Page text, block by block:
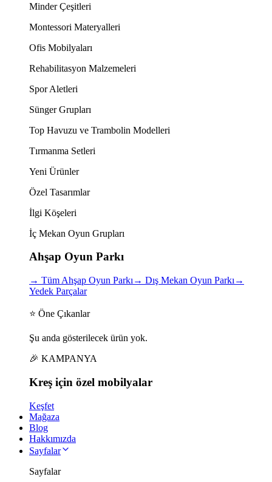
Minder Çeşitleri
Montessori Materyalleri
Ofis Mobilyaları
Rehabilitasyon Malzemeleri
Spor Aletleri
Sünger Grupları
Top Havuzu ve Trambolin Modelleri
Tırmanma Setleri
Yeni Ürünler
Özel Tasarımlar
İlgi Köşeleri
İç Mekan Oyun Grupları
Ahşap Oyun Parkı
→ Tüm Ahşap Oyun Parkı → Dış Mekan Oyun Parkı →
Yedek Parçalar
⭐ Öne Çıkanlar
Şu anda gösterilecek ürün yok.
🎉 KAMPANYA
Kreş için özel mobilyalar
Keşfet
Mağaza
Blog
Hakkımızda
Sayfalar
Sayfalar